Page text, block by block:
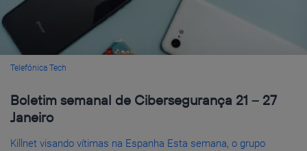
Telefónica Tech
Boletim semanal de Cibersegurança 21 – 27
Janeiro
Killnet visando vítimas na Espanha Esta semana, o grupo